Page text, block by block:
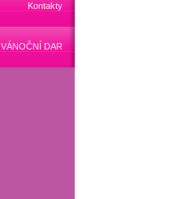
Kontakty
VÁNOČNÍ DAR